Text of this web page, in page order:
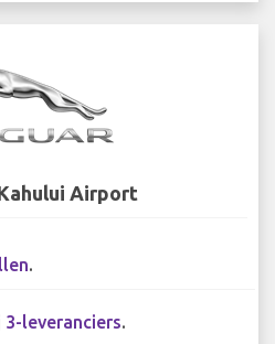
Airport
.
3-leveranciers.